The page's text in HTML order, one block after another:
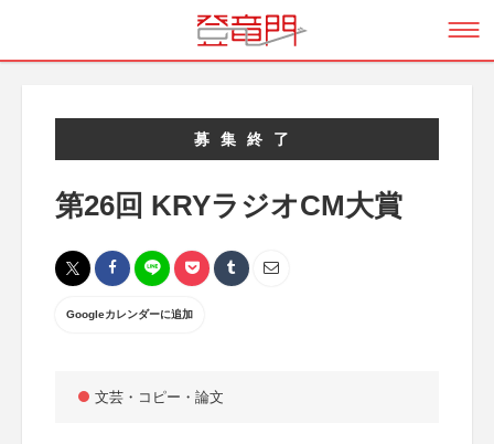
募集終了
第26回 KRYラジオCM大賞
Googleカレンダーに追加
文芸・コピー・論文